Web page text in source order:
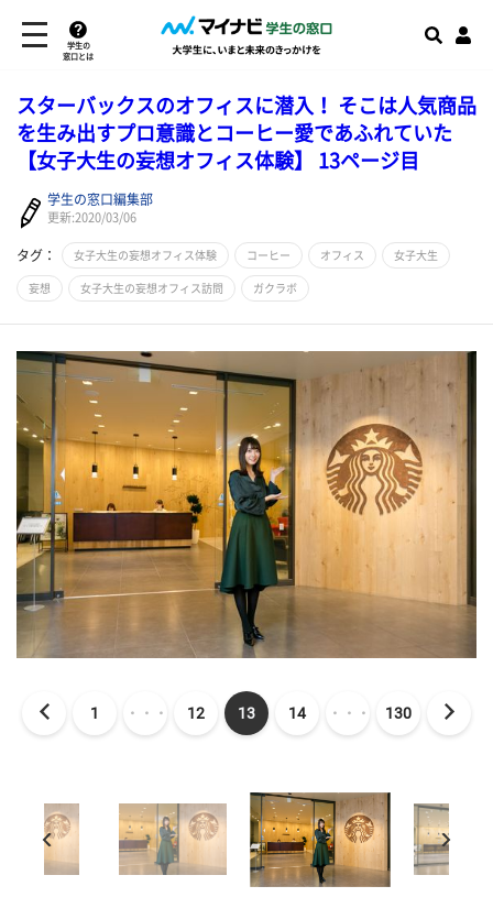
学生の
窓口とは
スターバックスのオフィスに潜入！ そこは人気商品
を生み出すプロ意識とコーヒー愛であふれていた
【女子大生の妄想オフィス体験】 13ページ目
学生の窓口編集部
更新:2020/03/06
タグ： 女子大生の妄想オフィス体験 コーヒー オフィス 女子大生
妄想 女子大生の妄想オフィス訪問 ガクラボ
1 ・・・ 12 13 14 ・・・ 130